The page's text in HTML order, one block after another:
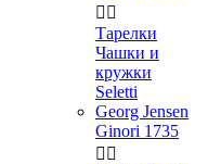
 
Тарелки
Чашки и
кружки
Seletti
Georg Jensen
Ginori 1735
 